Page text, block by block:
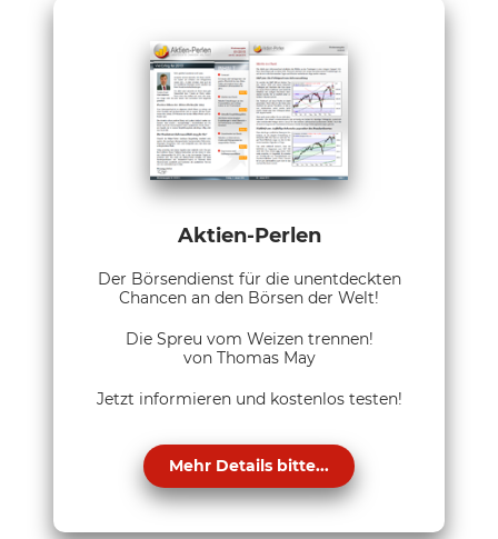
Aktien-Perlen
Der Börsendienst für die unentdeckten
Chancen an den Börsen der Welt!
Die Spreu vom Weizen trennen!
von Thomas May
Jetzt informieren und kostenlos testen!
Mehr Details bitte...